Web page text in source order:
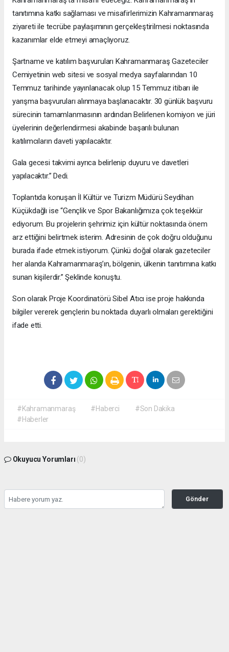
tanıtımına katkı sağlaması ve misafirlerimizin Kahramanmaraş
ziyareti ile tecrübe paylaşımının gerçekleştirilmesi noktasında
kazanımlar elde etmeyi amaçlıyoruz.
Şartname ve katılım başvuruları Kahramanmaraş Gazeteciler
Cemiyetinin web sitesi ve sosyal medya sayfalarından 10
Temmuz tarihinde yayınlanacak olup 15 Temmuz itibarı ile
yarışma başvuruları alınmaya başlanacaktır. 30 günlük başvuru
sürecinin tamamlanmasının ardından Belirlenen komiyon ve jüri
üyelerinin değerlendirmesi akabinde başarılı bulunan
katılımcıların daveti yapılacaktır.
Gala gecesi takvimi ayrıca belirlenip duyuru ve davetleri
yapılacaktır.” Dedi.
Toplantıda konuşan İl Kültür ve Turizm Müdürü Seydihan
Küçükdağlı ise “Gençlik ve Spor Bakanlığımıza çok teşekkür
ediyorum. Bu projelerin şehrimiz için kültür noktasında önem
arz ettiğini belirtmek isterim. Adresinin de çok doğru olduğunu
burada ifade etmek istiyorum. Çünkü doğal olarak gazeteciler
her alanda Kahramanmaraş’ın, bölgenin, ülkenin tanıtımına katkı
sunan kişilerdir.” Şeklinde konuştu.
Son olarak Proje Koordinatörü Sibel Atıcı ise proje hakkında
bilgiler vererek gençlerin bu noktada duyarlı olmaları gerektiğini
ifade etti.
#Kahramanmaraş #Haberci
#Son Dakika
#Haberler
Okuyucu Yorumları (0)
Gönder